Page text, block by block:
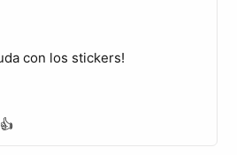
con los stickers!